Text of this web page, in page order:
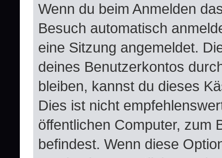
Wenn du beim Anmelden
Besuch automatisch
eine Sitzung angemeldet.
deines Benutzerkontos
bleiben, kannst du dieses
Dies ist nicht
öffentlichen Computer, zum
befindest. Wenn diese